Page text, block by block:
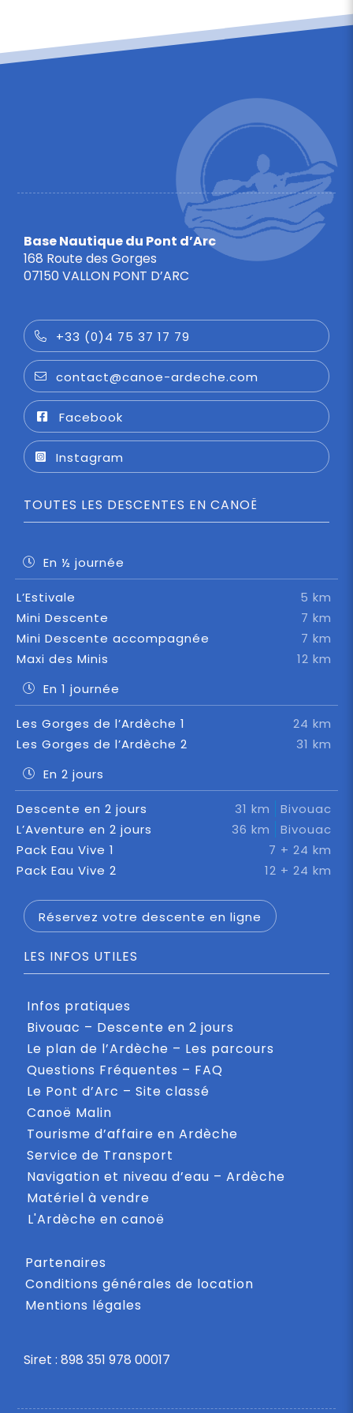
Base Nautique du Pont d’Arc
168 Route des Gorges
07150 VALLON PONT D’ARC
+33 (0)4 75 37 17 79
contact@canoe-ardeche.com
Facebook
Instagram
TOUTES LES DESCENTES EN CANOË
En ½ journée
L’Estivale
5 km
Mini Descente
7 km
Mini Descente accompagnée
7 km
Maxi des Minis
12 km
En 1 journée
Les Gorges de l’Ardèche 1
24 km
Les Gorges de l’Ardèche 2
31 km
En 2 jours
Descente en 2 jours 31 km
Bivouac
L’Aventure en 2 jours
36 km
Bivouac
Pack Eau Vive 1
7 + 24 km
Pack Eau Vive 2
12 + 24 km
Réservez votre descente en ligne
LES INFOS UTILES
Infos pratiques
Bivouac – Descente en 2 jours
Le plan de l’Ardèche – Les parcours
Questions Fréquentes – FAQ
Le Pont d’Arc – Site classé
Canoë Malin
Tourisme d’affaire en Ardèche
Service de Transport
Navigation et niveau d’eau – Ardèche
Matériel à vendre
L'Ardèche en canoë
Partenaires
Conditions générales de location
Mentions légales
Siret : 898 351 978 00017